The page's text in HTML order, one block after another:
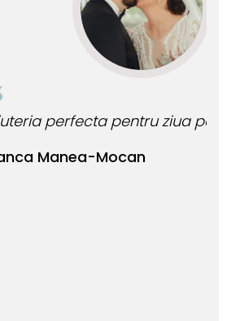
Mocan
pentru ziua perfecta!